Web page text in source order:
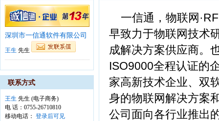
深圳市一信通软件有限公司
王生 先生
联系方式
王生 先生 (电子商务)
电 话：0755-26710810
移动电话： 登录后可见
一信通，物联网
早致力于物联网技术
成解决方案供应商。
ISO9000全程认证的
家高新技术企业、双
身的物联网解决方案
公司面向各行业推出